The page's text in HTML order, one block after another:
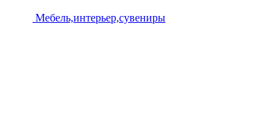
Мебель,интерьер,сувениры